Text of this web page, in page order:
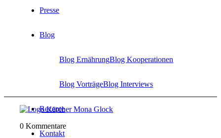
Presse
Blog
Blog ErnährungBlog Kooperationen
Blog VorträgeBlog Interviews
Rezepte
Kontakt
0 Kommentare